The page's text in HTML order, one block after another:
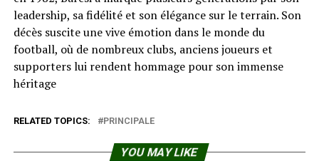
leadership, sa fidélité et son élégance sur le terrain. Son
décès suscite une vive émotion dans le monde du
football, où de nombreux clubs, anciens joueurs et
supporters lui rendent hommage pour son immense
héritage
RELATED TOPICS: PRINCIPALE
YOU MAY LIKE